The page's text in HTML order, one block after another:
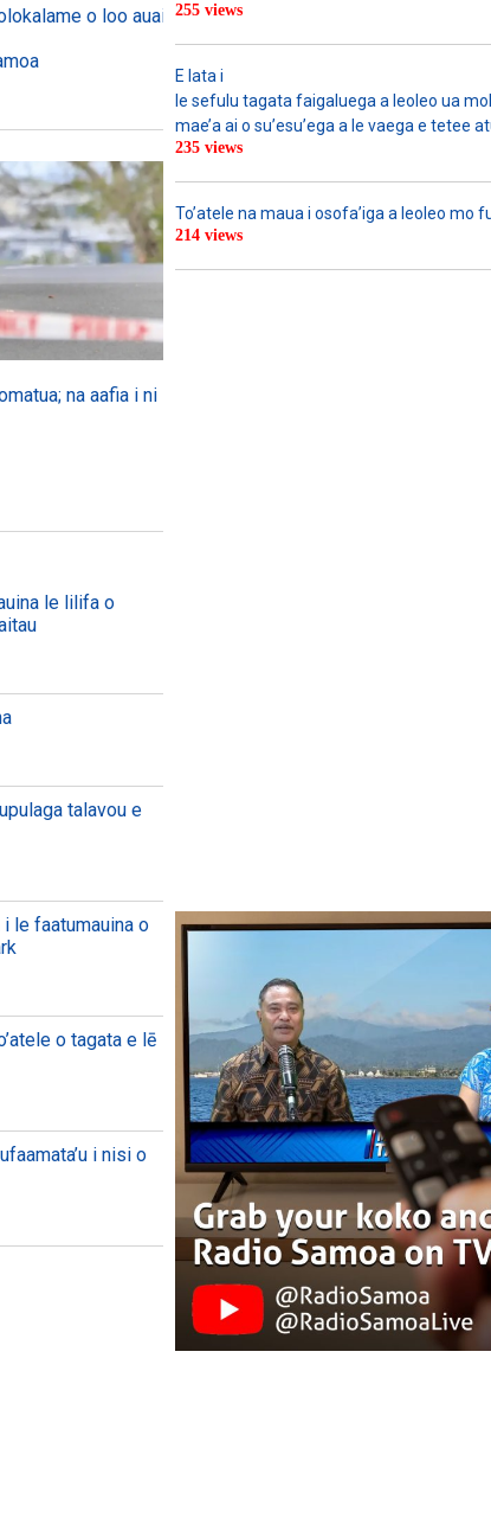
o loo auai mai
na aafia i ni
255 views
E lata i
le sefulu tagata faigaluega a leoleo ua
mae’a ai o su’esu’ega a le vaega e tetee
235 views
To’atele na maua i osofa’iga a leoleo mo
214 views
le lilifa o
talavou e
le faatumauina o
o tagata e lē
i nisi o